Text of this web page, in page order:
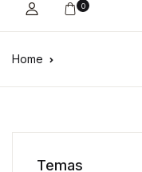
0
Home
Temas